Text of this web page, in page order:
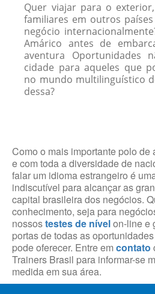
Quer viajar para o
familiares em outros
negócio
Amárico antes de
aventura Oportunidades
cidade para aqueles que
no mundo multilinguístico
dessa?
Como o mais importante polo de
e com toda a diversidade de
falar um idioma estrangeiro é
indiscutível para alcançar as
capital brasileira dos negócios.
conhecimento, seja para
nossostestes de nívelon-line e
portas de todas as
pode oferecer. Entre em contato
Trainers Brasil para informar-se
medida em sua área.